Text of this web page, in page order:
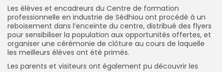
Les élèves et encadreurs du Centre de formation
professionnelle en industrie de Sédhiou ont procédé à un
reboisement dans l’enceinte du centre, distribué des flyers
pour sensibiliser la population aux opportunités offertes, et
organiser une cérémonie de clôture au cours de laquelle
les meilleurs élèves ont été primés.
Les parents et visiteurs ont également pu découvrir les